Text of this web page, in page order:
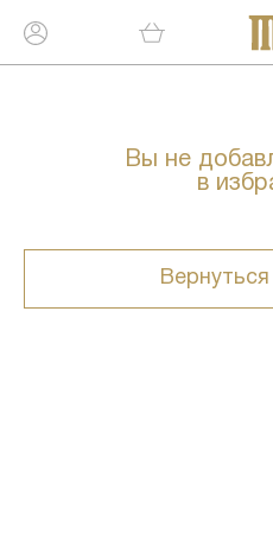
Вы не
в
Вернуться